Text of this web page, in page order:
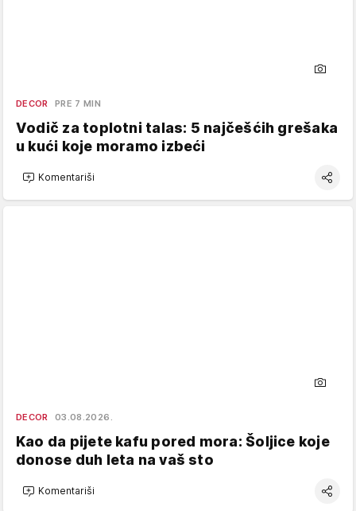
DECOR PRE 7 MIN
Vodič za toplotni talas: 5 najčešćih grešaka
u kući koje moramo izbeći
Komentariši
DECOR 03.08.2026.
Kao da pijete kafu pored mora: Šoljice koje
donose duh leta na vaš sto
Komentariši